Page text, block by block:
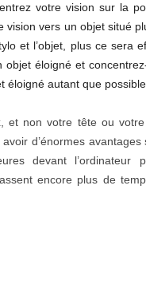
votre vision sur la
vision vers un objet situé
et l’objet, plus ce sera
éloigné et
éloigné autant que possible.
et non votre tête ou
d’énormes
devant l’ordinateur
encore plus de